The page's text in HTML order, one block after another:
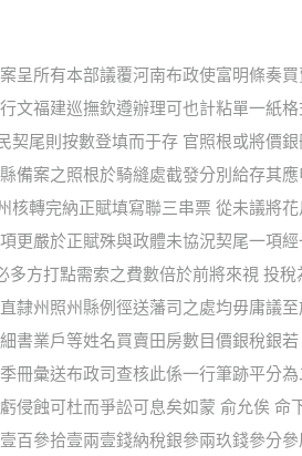
所有本部議覆河南布政使富明條奏
文福建巡撫欽遵辦理可也計粘單一紙
尾則按數登填而于存 官照根或將價
備案之照根於騎縫處截發分別給存其
轉完納正賦填寫聯三串票 從未議將
嚴於正賦殊與政體未協況契尾一項
方打點需索之費數倍於前將來視 投
隸州照州縣例徑送藩司之處均毋庸議
書業戶等姓名買賣田房數目價銀稅銀
彙送布政司查核此係一行筆跡平分
蝕可杜而爭訟可息矣如蒙 俞允俟 命
參拾壹兩壹錢納稅銀參兩玖錢參分